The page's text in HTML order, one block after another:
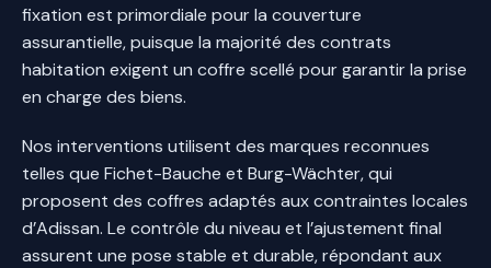
fixation est primordiale pour la couverture
assurantielle, puisque la majorité des contrats
habitation exigent un coffre scellé pour garantir la prise
en charge des biens.
Nos interventions utilisent des marques reconnues
telles que Fichet-Bauche et Burg-Wächter, qui
proposent des coffres adaptés aux contraintes locales
d’Adissan. Le contrôle du niveau et l’ajustement final
assurent une pose stable et durable, répondant aux